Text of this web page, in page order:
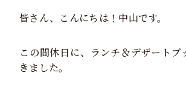
皆さん、こんにちは！中山です。
この間休日に、ランチ＆デザートブ
きました。